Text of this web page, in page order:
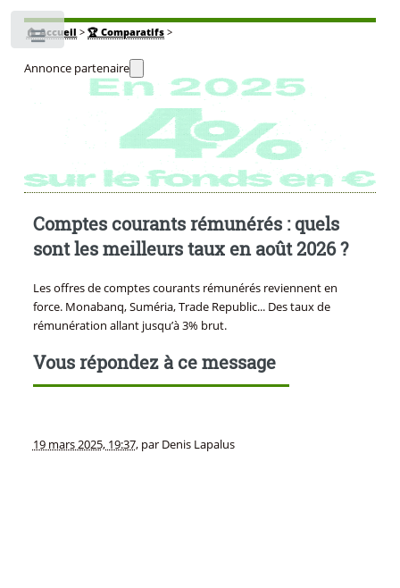
🏠Accueil > 🏆 Comparatifs>
Annonce partenaire
Comptes courants rémunérés : quels
sont les meilleurs taux en août 2026 ?
Les offres de comptes courants rémunérés reviennent en
force. Monabanq, Suméria, Trade Republic... Des taux de
rémunération allant jusqu’à 3% brut.
Vous répondez à ce message
19 mars 2025, 19:37, par Denis Lapalus
Toggle